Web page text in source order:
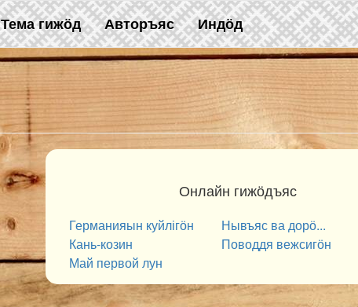
Тема гижӧд Авторъяс Индӧд
Онлайн гижӧдъяс
Германияын куйлігӧн
Кань-козин
Май первой лун
Нывъяс ва дорӧ...
Поводдя вежсигӧн